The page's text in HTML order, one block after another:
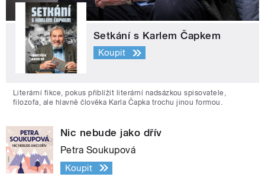
Setkání s Karlem Čapkem
Koupit
Literární fikce, pokus přiblížit literární nadsázkou spisovatele,
filozofa, ale hlavně člověka Karla Čapka trochu jinou formou.
Nic nebude jako dřív
Petra Soukupová
Koupit